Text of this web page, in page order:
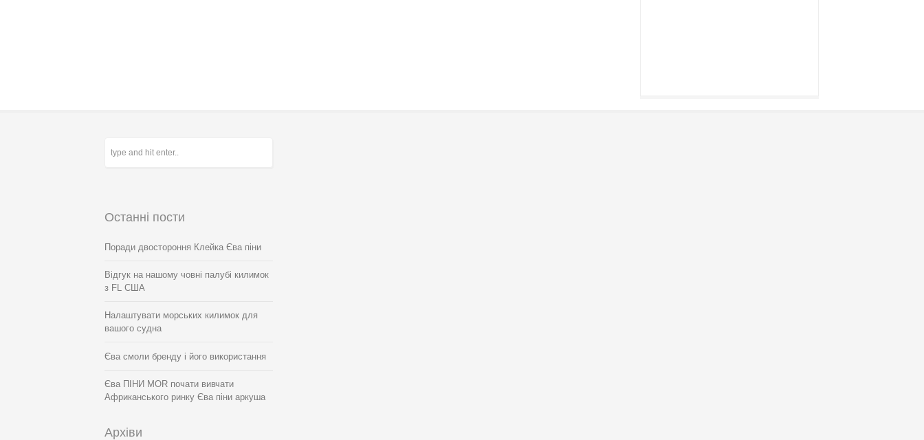
Останні пости
Поради двостороння Клейка Єва піни
Відгук на нашому човні палубі килимок
з FL США
Налаштувати морських килимок для
вашого судна
Єва смоли бренду і його використання
Єва ПІНИ MOR почати вивчати
Африканського ринку Єва піни аркуша
Архіви